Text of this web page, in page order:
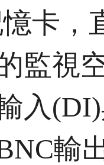
卡，
監視
入
輸